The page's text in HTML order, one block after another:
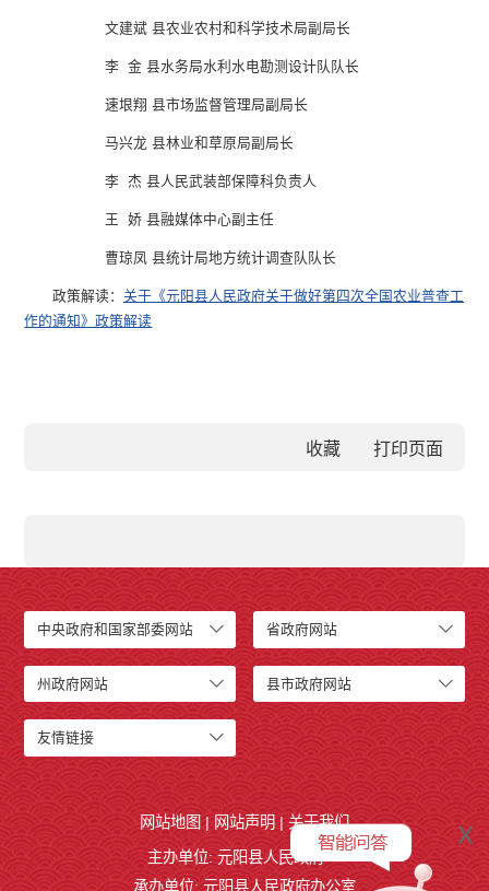
文建斌 县农业农村和科学技术局副局长
李 金 县水务局水利水电勘测设计队队长
速垠翔 县市场监督管理局副局长
马兴龙 县林业和草原局副局长
李 杰 县人民武装部保障科负责人
王 娇 县融媒体中心副主任
曹琼凤 县统计局地方统计调查队队长
政策解读： 关于《元阳县人民政府关于做好第四次全国农业普查工
作的通知》政策解读
收藏
中央政府和国家部委网站 省政府网站
州政府网站 县市政府网站
友情链接
x
网站地图 | 网站声明 | 关于我们
主办单位: 元阳县人民政府
承办单位: 元阳县人民政府办公室